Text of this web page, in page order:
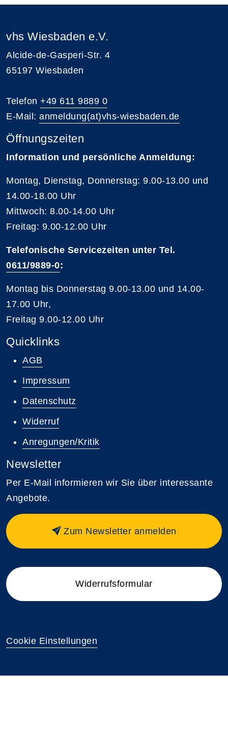
vhs Wiesbaden e.V.
Alcide-de-Gasperi-Str. 4
65197 Wiesbaden
Telefon +49 611 9889 0
E-Mail: anmeldung(at)vhs-wiesbaden.de
Öffnungszeiten
Information und persönliche Anmeldung:
Montag, Dienstag, Donnerstag: 9.00-13.00 und
14.00-18.00 Uhr
Mittwoch: 8.00-14.00 Uhr
Freitag: 9.00-12.00 Uhr
Telefonische Servicezeiten unter Tel.
0611/9889-0:
Montag bis Donnerstag 9.00-13.00 und 14.00-
17.00 Uhr,
Freitag 9.00-12.00 Uhr
Quicklinks
AGB
Impressum
Datenschutz
Widerruf
Anregungen/Kritik
Newsletter
Per E-Mail informieren wir Sie über interessante
Angebote.
Zum Newsletter anmelden
Widerrufsformular
Cookie Einstellungen